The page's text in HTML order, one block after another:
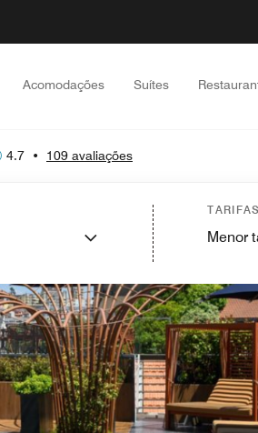
Acomodações Suítes
4.7 • 109 avaliações
Menor